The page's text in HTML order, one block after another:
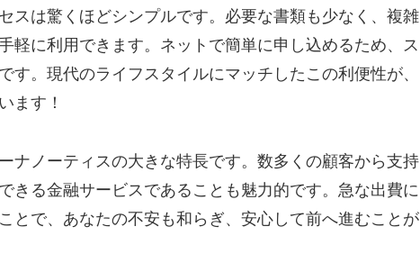
スは驚くほどシンプルです。必要な書類も少なく、複雑
軽に利用できます。ネットで簡単に申し込めるため、ス
す。現代のライフスタイルにマッチしたこの利便性が、
ます！
ナノーティスの大きな特長です。数多くの顧客から支持
きる金融サービスであることも魅力的です。急な出費に
とで、あなたの不安も和らぎ、安心して前へ進むことが